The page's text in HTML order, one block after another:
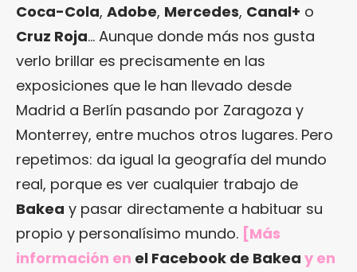
Coca-Cola, Adobe, Mercedes, Canal+ o
Cruz Roja… Aunque donde más nos gusta
verlo brillar es precisamente en las
exposiciones que le han llevado desde
Madrid a Berlín pasando por Zaragoza y
Monterrey, entre muchos otros lugares. Pero
repetimos: da igual la geografía del mundo
real, porque es ver cualquier trabajo de
Bakea y pasar directamente a habituar su
propio y personalísimo mundo. [Más
información en el Facebook de Bakea y en